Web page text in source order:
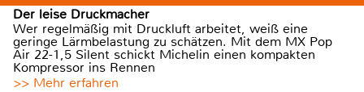
Der leise Druckmacher
Wer regelmäßig mit Druckluft arbeitet, weiß eine
geringe Lärmbelastung zu schätzen. Mit dem MX Pop
Air 22-1,5 Silent schickt Michelin einen kompakten
Kompressor ins Rennen
>> Mehr erfahren